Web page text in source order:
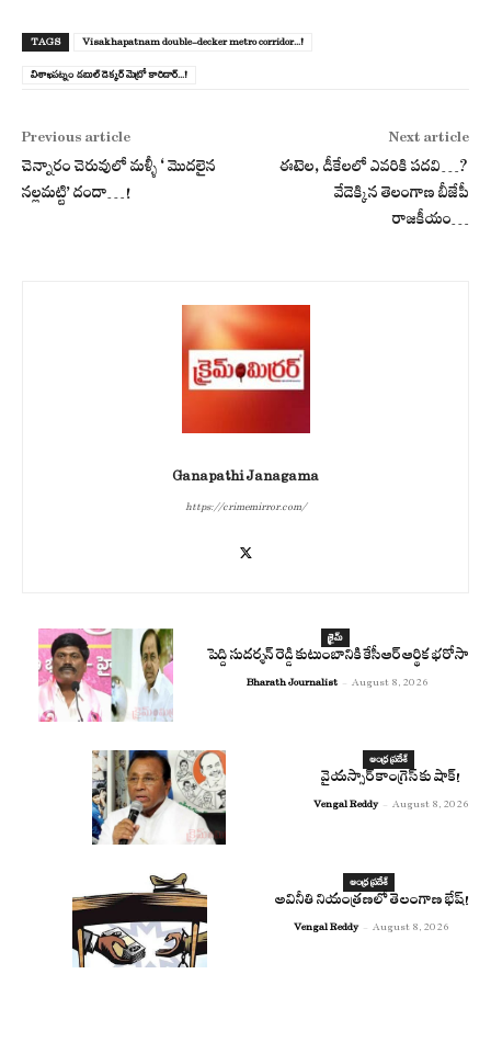
TAGS Visakhapatnam double-decker metro corridor...!
విశాఖపట్నం డబుల్ డెక్కర్ మెట్రో కారిడార్...!
Previous article
చెన్నారం చెరువులో మళ్ళీ ‘ మొదలైన
నల్లమట్టి’ దందా…!
Next article
ఈటెల, డీకేలలో ఎవరికి పదవి…?
వేడెక్కిన తెలంగాణ బీజేపీ
రాజ‌కీయం…
Ganapathi Janagama
https://crimemirror.com/
క్రైమ్
పెద్ది సుదర్శన్ రెడ్డి కుటుంబానికి కేసీఆర్ ఆర్థిక భరోసా
Bharath Journalist - August 8, 2026
ఆంధ్ర ప్రదేశ్
వైయస్సార్ కాంగ్రెస్ కు షాక్!
Vengal Reddy - August 8, 2026
ఆంధ్ర ప్రదేశ్
అవినీతి నియంత్రణలో తెలంగాణ భేష్!
Vengal Reddy - August 8, 2026